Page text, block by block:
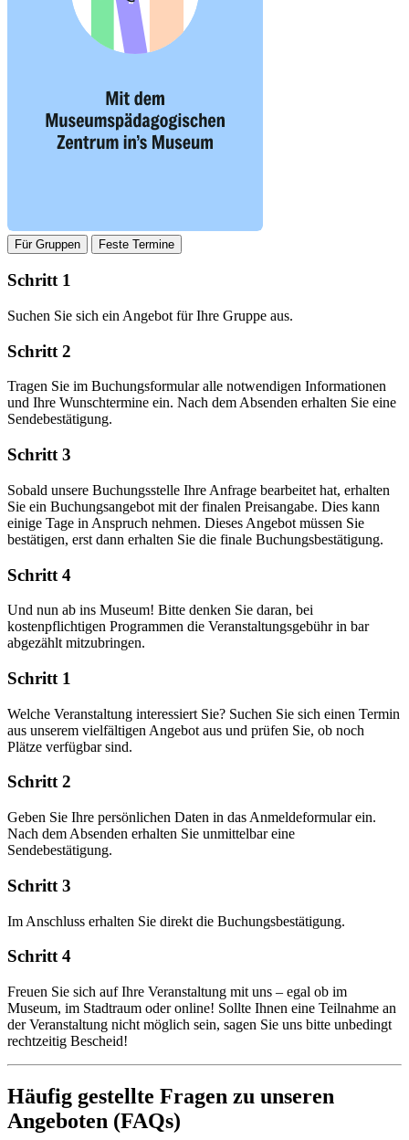
Für Gruppen Feste Termine
Schritt 1
Suchen Sie sich ein Angebot für Ihre Gruppe aus.
Schritt 2
Tragen Sie im Buchungsformular alle notwendigen Informationen
und Ihre Wunschtermine ein. Nach dem Absenden erhalten Sie eine
Sendebestätigung.
Schritt 3
Sobald unsere Buchungsstelle Ihre Anfrage bearbeitet hat, erhalten
Sie ein Buchungsangebot mit der finalen Preisangabe. Dies kann
einige Tage in Anspruch nehmen. Dieses Angebot müssen Sie
bestätigen, erst dann erhalten Sie die finale Buchungsbestätigung.
Schritt 4
Und nun ab ins Museum! Bitte denken Sie daran, bei
kostenpflichtigen Programmen die Veranstaltungsgebühr in bar
abgezählt mitzubringen.
Schritt 1
Welche Veranstaltung interessiert Sie? Suchen Sie sich einen Termin
aus unserem vielfältigen Angebot aus und prüfen Sie, ob noch
Plätze verfügbar sind.
Schritt 2
Geben Sie Ihre persönlichen Daten in das Anmeldeformular ein.
Nach dem Absenden erhalten Sie unmittelbar eine
Sendebestätigung.
Schritt 3
Im Anschluss erhalten Sie direkt die Buchungsbestätigung.
Schritt 4
Freuen Sie sich auf Ihre Veranstaltung mit uns – egal ob im
Museum, im Stadtraum oder online! Sollte Ihnen eine Teilnahme an
der Veranstaltung nicht möglich sein, sagen Sie uns bitte unbedingt
rechtzeitig Bescheid!
Häufig gestellte Fragen zu unseren
Angeboten (FAQs)